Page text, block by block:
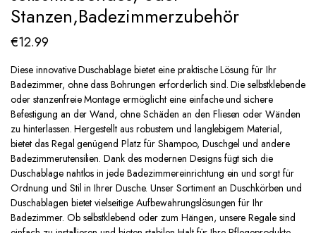
Stanzen,Badezimmerzubehör
€12.99
Diese innovative Duschablage bietet eine praktische Lösung für Ihr
Badezimmer, ohne dass Bohrungen erforderlich sind. Die selbstklebende
oder stanzenfreie Montage ermöglicht eine einfache und sichere
Befestigung an der Wand, ohne Schäden an den Fliesen oder Wänden
zu hinterlassen. Hergestellt aus robustem und langlebigem Material,
bietet das Regal genügend Platz für Shampoo, Duschgel und andere
Badezimmerutensilien. Dank des modernen Designs fügt sich die
Duschablage nahtlos in jede Badezimmereinrichtung ein und sorgt für
Ordnung und Stil in Ihrer Dusche. Unser Sortiment an Duschkörben und
Duschablagen bietet vielseitige Aufbewahrungslösungen für Ihr
Badezimmer. Ob selbstklebend oder zum Hängen, unsere Regale sind